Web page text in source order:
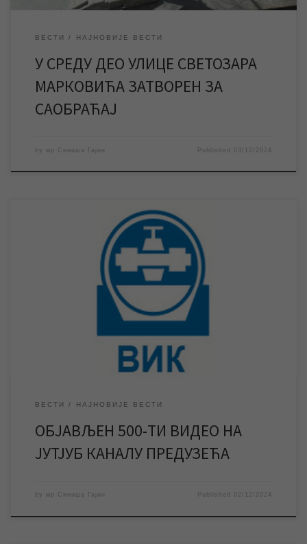
ВЕСТИ НАЈНОВИЈЕ ВЕСТИ
У СРЕДУ ДЕО УЛИЦЕ СВЕТОЗАРА
МАРКОВИЋА ЗАТВОРЕН ЗА
САОБРАЋАЈ
by мр Синиша Гајин Published 03/12/2024
Поред десет година постојања наш јутјуб канал Vodovod i
kanalizacija Zrenjanin обележава још један мали јубилеј –
објављен је 500-ти видео на каналу. Десет година након
оснивања Службе информисања и пословних комуникација и
покретања сајта и јутјуб канала предузећа, наш јутјуб канал
Vodovod i kanalizacija Zrenjanin обележава један мали јубилеј
ВЕСТИ НАЈНОВИЈЕ ВЕСТИ
ОБЈАВЉЕН 500-ТИ ВИДЕО НА
ЈУТЈУБ КАНАЛУ ПРЕДУЗЕЋА
by мр Синиша Гајин Published 02/12/2024